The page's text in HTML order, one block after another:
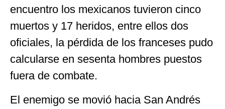
encuentro los mexicanos tuvieron cinco
muertos y 17 heridos, entre ellos dos
oficiales, la pérdida de los franceses pudo
calcularse en sesenta hombres puestos
fuera de combate.
El enemigo se movió hacia San Andrés